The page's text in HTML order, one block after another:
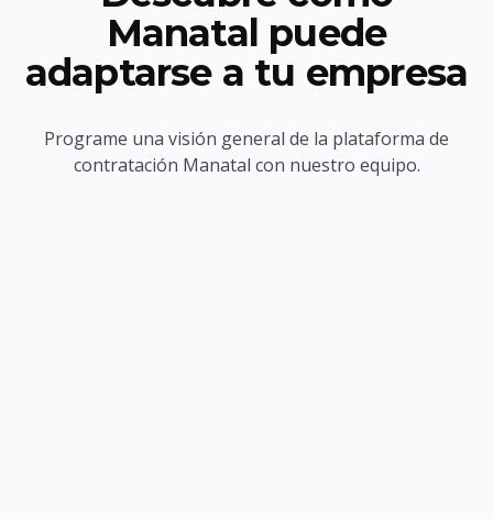
Manatal puede
adaptarse a tu empresa
Programe una visión general de la plataforma de
contratación Manatal con nuestro equipo.